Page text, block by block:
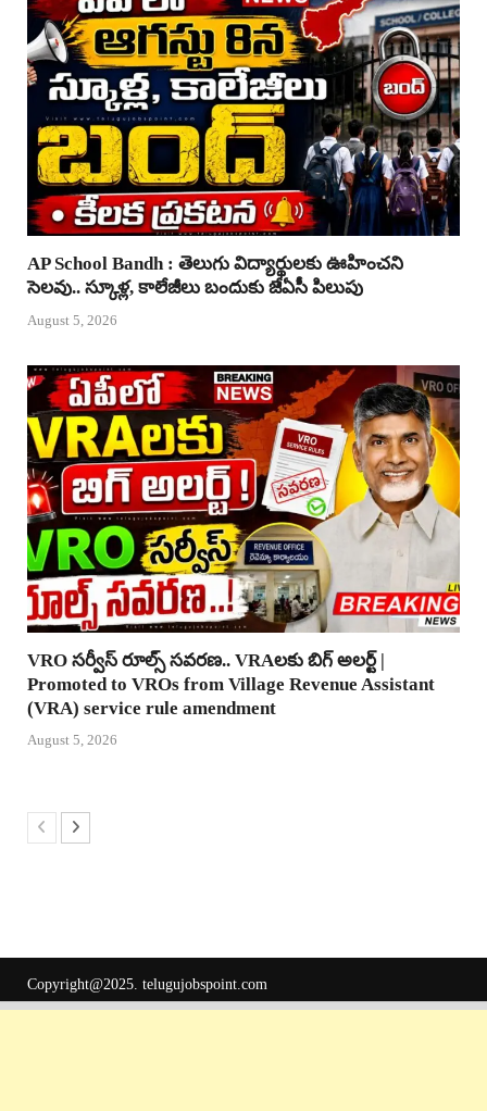
AP School Bandh : తెలుగు విద్యార్థులకు ఊహించని
సెలవు.. స్కూళ్ల, కాలేజీలు బందుకు జేఏసీ పిలుపు
August 5, 2026
VRO సర్వీస్ రూల్స్ సవరణ.. VRAలకు బిగ్ అలర్ట్ |
Promoted to VROs from Village Revenue Assistant
(VRA) service rule amendment
August 5, 2026
Copyright@2025. telugujobspoint.com